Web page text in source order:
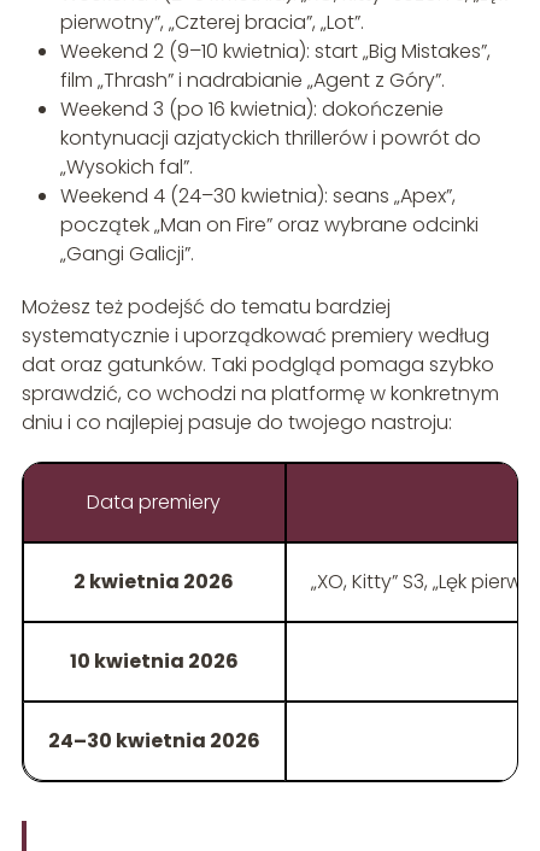
pierwotny”, „Czterej bracia”, „Lot”.
Weekend 2 (9–10 kwietnia): start „Big Mistakes”,
film „Thrash” i nadrabianie „Agent z Góry”.
Weekend 3 (po 16 kwietnia): dokończenie
kontynuacji azjatyckich thrillerów i powrót do
„Wysokich fal”.
Weekend 4 (24–30 kwietnia): seans „Apex”,
początek „Man on Fire” oraz wybrane odcinki
„Gangi Galicji”.
Możesz też podejść do tematu bardziej
systematycznie i uporządkować premiery według
dat oraz gatunków. Taki podgląd pomaga szybko
sprawdzić, co wchodzi na platformę w konkretnym
dniu i co najlepiej pasuje do twojego nastroju:
Data premiery
2 kwietnia 2026 „XO, Kitty” S3, „Lęk
10 kwietnia 2026
24–30 kwietnia 2026